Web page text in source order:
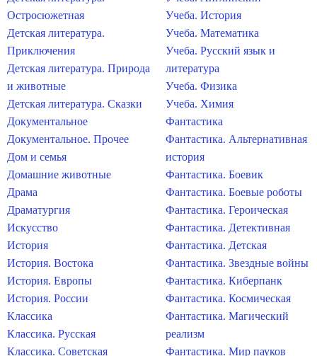
Остросюжетная
Детская литература.
Приключения
Детская литература. Природа
и животные
Детская литература. Сказки
Документальное
Документальное. Прочее
Дом и семья
Домашние животные
Драма
Драматургия
Искусство
История
История. Востока
История. Европы
История. России
Классика
Классика. Русская
Классика. Советская
Учеба. История
Учеба. Математика
Учеба. Русский язык и
литература
Учеба. Физика
Учеба. Химия
Фантастика
Фантастика. Альтернативная
история
Фантастика. Боевик
Фантастика. Боевые роботы
Фантастика. Героическая
Фантастика. Детективная
Фантастика. Детская
Фантастика. Звездные войны
Фантастика. Киберпанк
Фантастика. Космическая
Фантастика. Магический
реализм
Фантастика. Мир пауков